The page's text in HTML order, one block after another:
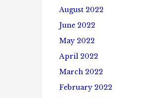
August 2022
June 2022
May 2022
April 2022
March 2022
February 2022